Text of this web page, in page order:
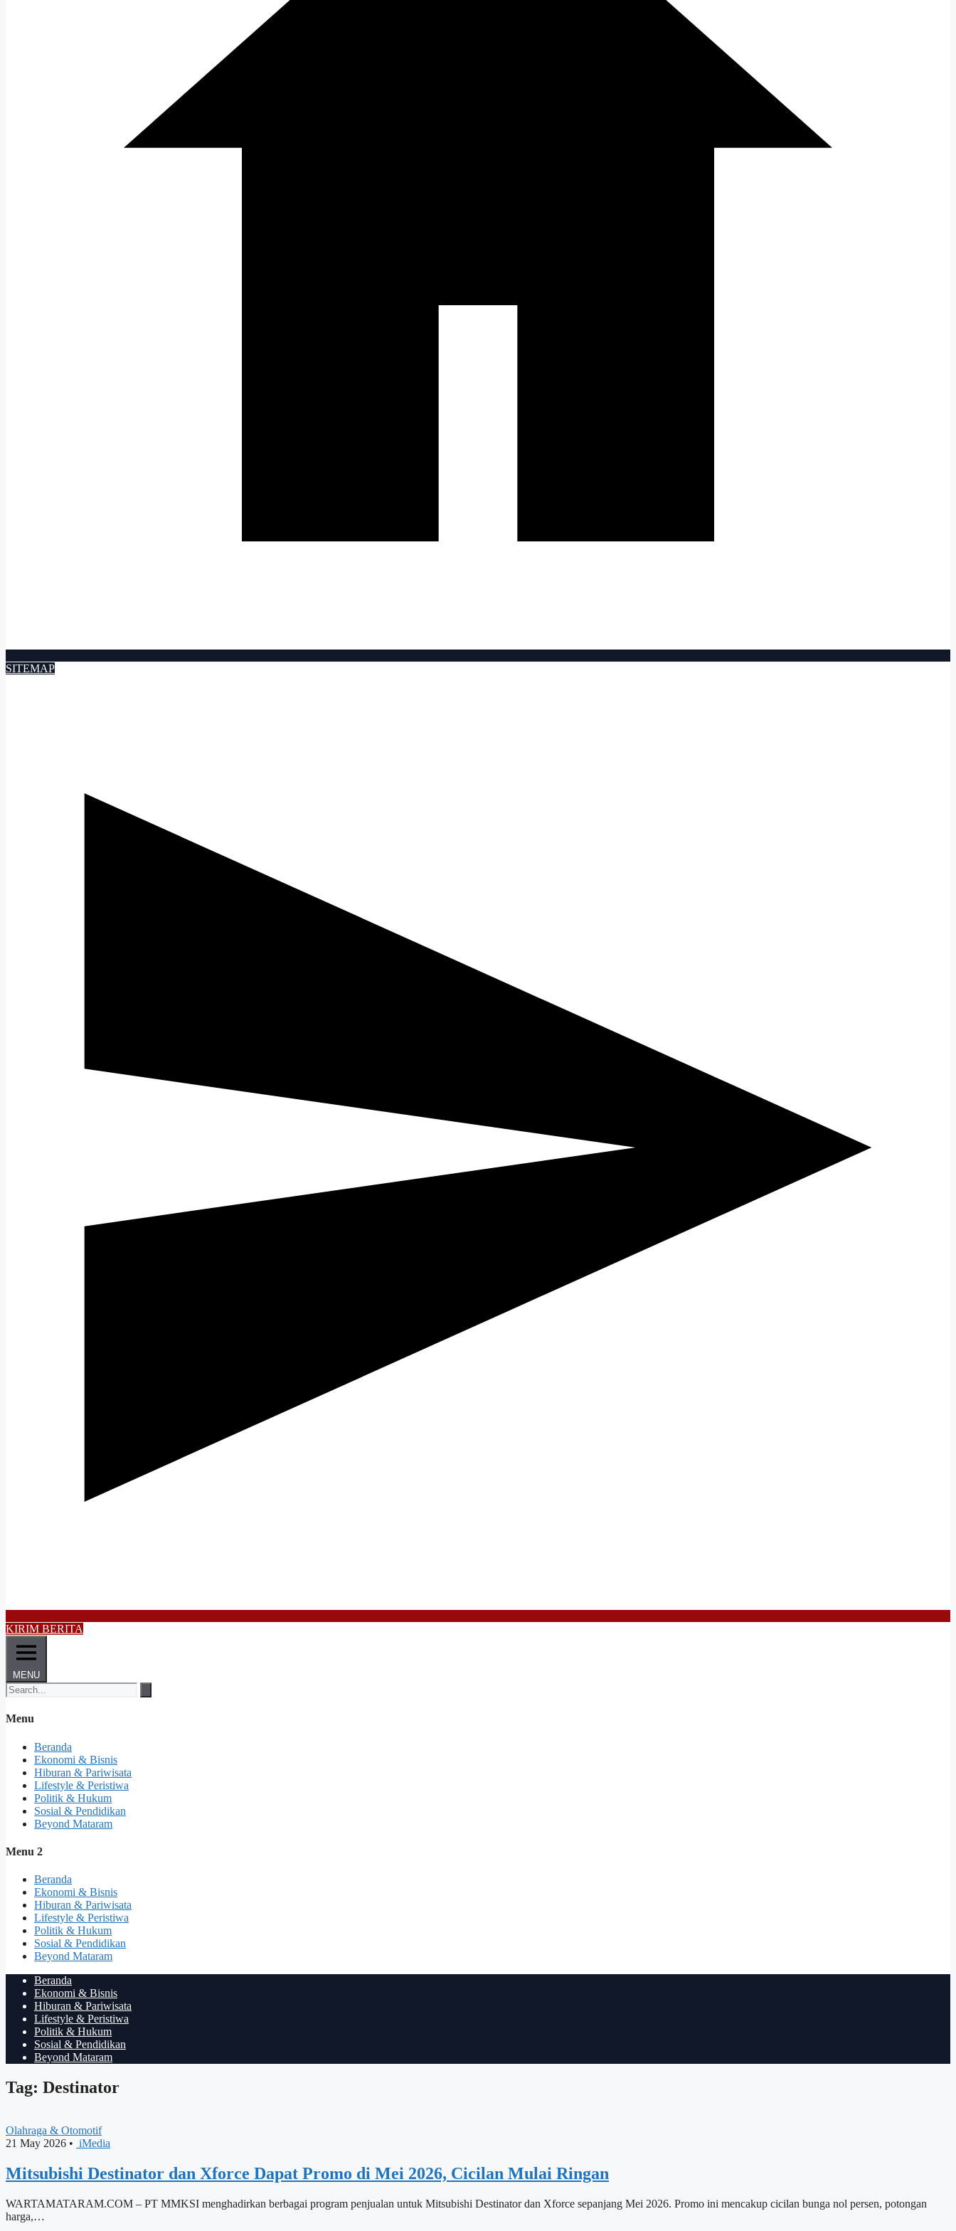
SITEMAP
KIRIM BERITA
MENU
Menu
Beranda
Ekonomi & Bisnis
Hiburan & Pariwisata
Lifestyle & Peristiwa
Politik & Hukum
Sosial & Pendidikan
Beyond Mataram
Menu 2
Beranda
Ekonomi & Bisnis
Hiburan & Pariwisata
Lifestyle & Peristiwa
Politik & Hukum
Sosial & Pendidikan
Beyond Mataram
Beranda
Ekonomi & Bisnis
Hiburan & Pariwisata
Lifestyle & Peristiwa
Politik & Hukum
Sosial & Pendidikan
Beyond Mataram
Tag: Destinator
Olahraga & Otomotif
21 May 2026 • iMedia
Mitsubishi Destinator dan Xforce Dapat Promo di Mei 2026, Cicilan Mulai Ringan
WARTAMATARAM.COM – PT MMKSI menghadirkan berbagai program penjualan untuk Mitsubishi Destinator dan Xforce sepanjang Mei 2026. Promo ini mencakup cicilan bunga nol persen, potongan
harga,…